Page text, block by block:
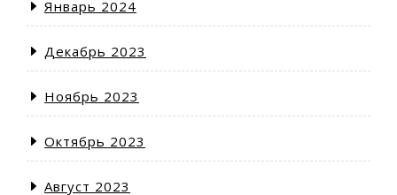
Январь 2024
Декабрь 2023
Ноябрь 2023
Октябрь 2023
Август 2023